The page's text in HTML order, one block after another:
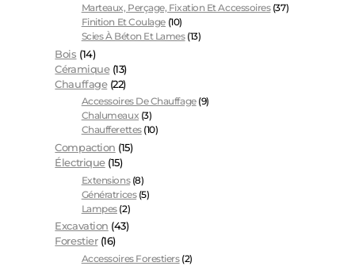
Marteaux, Perçage, Fixation Et Accessoires (37)
Finition Et Coulage (10)
Scies À Béton Et Lames (13)
Bois (14)
Céramique (13)
Chauffage (22)
Accessoires De Chauffage (9)
Chalumeaux (3)
Chaufferettes (10)
Compaction (15)
Électrique (15)
Extensions (8)
Génératrices (5)
Lampes (2)
Excavation (43)
Forestier (16)
Accessoires Forestiers (2)